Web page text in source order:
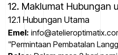
12. Maklumat Hubungan
12.1 Hubungan Utama
Emel:
"Permintaan Pembatalan